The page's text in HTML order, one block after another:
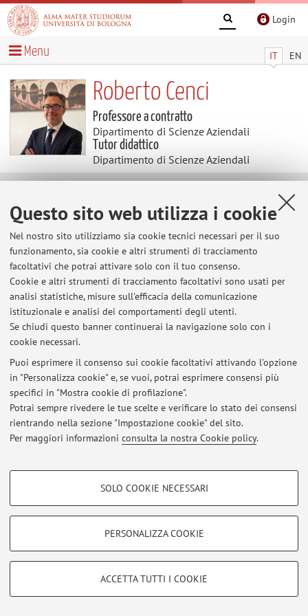
Questo sito web utilizza i cookie
Nel nostro sito utilizziamo sia cookie tecnici necessari per il suo
funzionamento, sia cookie e altri strumenti di tracciamento
facoltativi che potrai attivare solo con il tuo consenso.
Cookie e altri strumenti di tracciamento facoltativi sono usati per
analisi statistiche, misure sull'efficacia della comunicazione
istituzionale e analisi dei comportamenti degli utenti.
Se chiudi questo banner continuerai la navigazione solo con i
cookie necessari.
Puoi esprimere il consenso sui cookie facoltativi attivando l'opzione
in "Personalizza cookie" e, se vuoi, potrai esprimere consensi più
specifici in "Mostra cookie di profilazione".
Potrai sempre rivedere le tue scelte e verificare lo stato dei consensi
rientrando nella sezione "Impostazione cookie" del sito.
Per maggiori informazioni consulta la nostra Cookie policy.
COOKIE DI PROFILAZIONE - FACOLTATIVI
COOKIE TECNICI - NECESSARI
Si tratta di cookie tecnici utilizzati, a titolo esemplificativo, per il corretto
SOLO COOKIE NECESSARI
PERSONALIZZA COOKIE
ACCETTA TUTTI I COOKIE
Login
IT EN
Menu
Roberto Cenci
Professore a contratto
Dipartimento di Scienze Aziendali
Tutor didattico
Dipartimento di Scienze Aziendali
Avvisi
Al momento non sono presenti avvisi.
Area riservata
Accedi tramite loginper gestire tutti i contenuti del sito.
© 2026 - ALMA MATER STUDIORUM - Università di Bologna - Via
Zamboni, 33 - 40126 Bologna - Partita IVA: 01131710376
Privacy| Note legali |Impostazioni Cookie